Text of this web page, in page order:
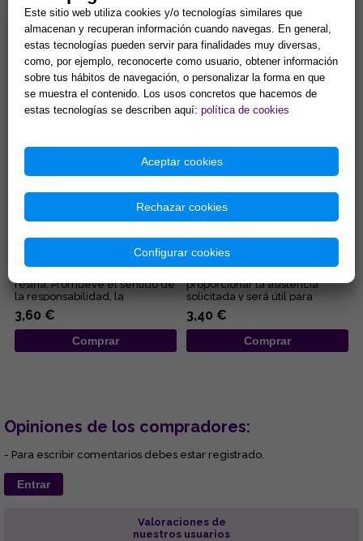
MEDIDORA)
Este incienso de resina en
grano de exquisito aroma
viene presentado en un tarro
de 100 gr. que incluye, para ...
4,32 €
Comprar
...
5,37 €
Comprar
(SOBRE 50 GR APROX CON
resina. Promueve el sentido de
la responsabilidad, la
perseverancia y la lealtad. ...
3,60 €
Comprar
proporcionar la asistencia
solicitada y será útil para
resolver sus problemas e...
3,40 €
Comprar
Opiniones de los compradores:
- Para escribir comentarios debes estar registrado.
Entrar
Valoraciones de
nuestros usuarios
Este sitio web utiliza cookies y/o tecnologías similares que
almacenan y recuperan información cuando navegas. En general,
estas tecnologías pueden servir para finalidades muy diversas,
como, por ejemplo, reconocerte como usuario, obtener información
sobre tus hábitos de navegación, o personalizar la forma en que
se muestra el contenido. Los usos concretos que hacemos de
estas tecnologías se describen aquí: política de cookies
Aceptar cookies
Rechazar cookies
Configurar cookies